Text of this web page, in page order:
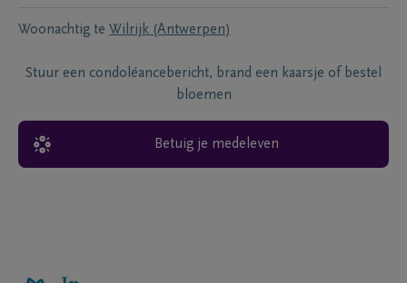
Woonachtig te Wilrijk (Antwerpen)
Stuur een condoléancebericht, brand een kaarsje of bestel
bloemen
Betuig je medeleven